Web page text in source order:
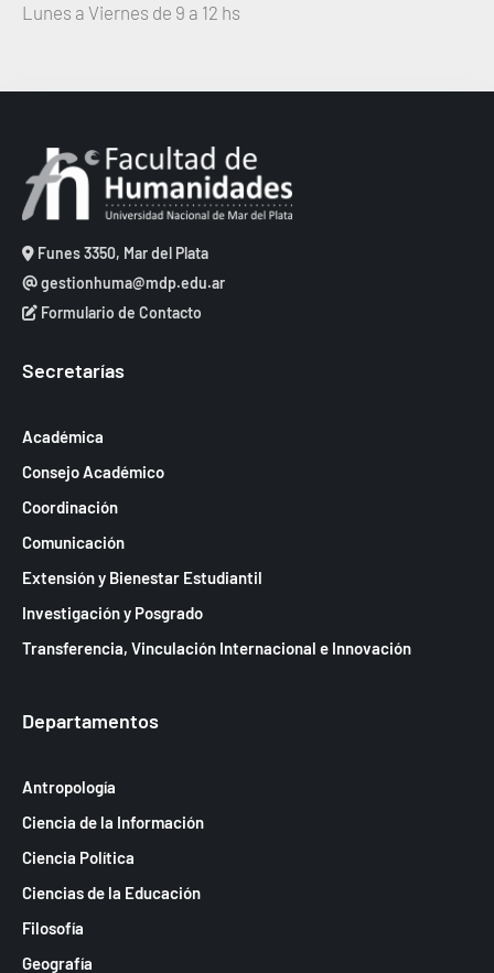
Lunes a Viernes de 9 a 12 hs
Funes 3350, Mar del Plata
gestionhuma@mdp.edu.ar
Formulario de Contacto
Secretarías
Académica
Consejo Académico
Coordinación
Comunicación
Extensión y Bienestar Estudiantil
Investigación y Posgrado
Transferencia, Vinculación Internacional e Innovación
Departamentos
Antropología
Ciencia de la Información
Ciencia Política
Ciencias de la Educación
Filosofía
Geografía